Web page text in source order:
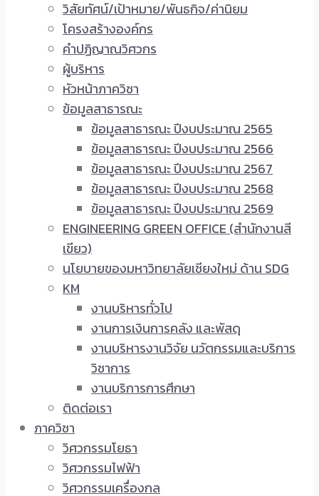
วิสัยทัศน์/เป้าหมาย/พันธกิจ/ค่านิยม
โครงสร้างองค์กร
คำปฏิญาณวิศวกร
ผู้บริหาร
หัวหน้าภาควิชา
ข้อมูลสาธารณะ
ข้อมูลสาธารณะ ปีงบประมาณ 2565
ข้อมูลสาธารณะ ปีงบประมาณ 2566
ข้อมูลสาธารณะ ปีงบประมาณ 2567
ข้อมูลสาธารณะ ปีงบประมาณ 2568
ข้อมูลสาธารณะ ปีงบประมาณ 2569
ENGINEERING GREEN OFFICE (สำนักงานสี
เขียว)
นโยบายของมหาวิทยาลัยเชียงใหม่ ด้าน SDG
KM
งานบริหารทั่วไป
งานการเงินการคลัง และพัสดุ
งานบริหารงานวิจัย นวัตกรรมและบริการ
วิชาการ
งานบริการการศึกษา
ติดต่อเรา
ภาควิชา
วิศวกรรมโยธา
วิศวกรรมไฟฟ้า
วิศวกรรมเครื่องกล